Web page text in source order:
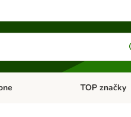
menu: Vtáky Otvoriť menu:
TOP značky